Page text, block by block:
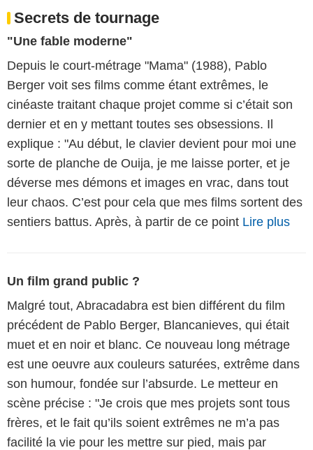
Secrets de tournage
"Une fable moderne"
Depuis le court-métrage "Mama" (1988), Pablo
Berger voit ses films comme étant extrêmes, le
cinéaste traitant chaque projet comme si c’était son
dernier et en y mettant toutes ses obsessions. Il
explique : "Au début, le clavier devient pour moi une
sorte de planche de Ouija, je me laisse porter, et je
déverse mes démons et images en vrac, dans tout
leur chaos. C’est pour cela que mes films sortent des
sentiers battus. Après, à partir de ce point Lire plus
Un film grand public ?
Malgré tout, Abracadabra est bien différent du film
précédent de Pablo Berger, Blancanieves, qui était
muet et en noir et blanc. Ce nouveau long métrage
est une oeuvre aux couleurs saturées, extrême dans
son humour, fondée sur l’absurde. Le metteur en
scène précise : "Je crois que mes projets sont tous
frères, et le fait qu’ils soient extrêmes ne m’a pas
facilité la vie pour les mettre sur pied, mais par